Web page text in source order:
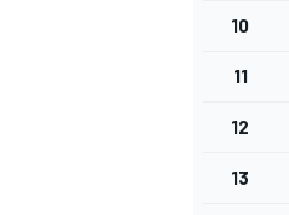
10
11
12
13